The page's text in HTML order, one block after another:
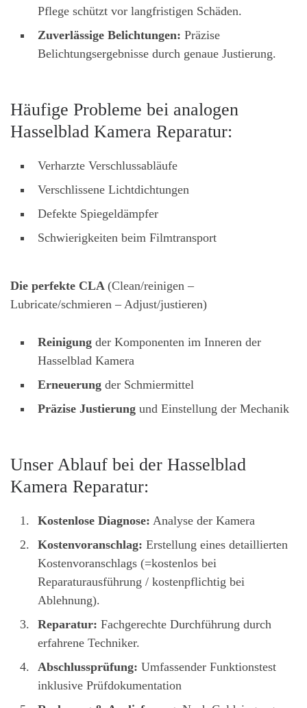
Pflege schützt vor langfristigen Schäden.
Zuverlässige Belichtungen: Präzise
Belichtungsergebnisse durch genaue Justierung.
Häufige Probleme bei analogen
Hasselblad Kamera Reparatur:
Verharzte Verschlussabläufe
Verschlissene Lichtdichtungen
Defekte Spiegeldämpfer
Schwierigkeiten beim Filmtransport
Die perfekte CLA (Clean/reinigen –
Lubricate/schmieren – Adjust/justieren)
Reinigung der Komponenten im Inneren der
Hasselblad Kamera
Erneuerung der Schmiermittel
Präzise Justierung und Einstellung der Mechanik
Unser Ablauf bei der Hasselblad
Kamera Reparatur:
Kostenlose Diagnose: Analyse der Kamera
Kostenvoranschlag: Erstellung eines detaillierten
Kostenvoranschlags (=kostenlos bei
Reparaturausführung / kostenpflichtig bei
Ablehnung).
Reparatur: Fachgerechte Durchführung durch
erfahrene Techniker.
Abschlussprüfung: Umfassender Funktionstest
inklusive Prüfdokumentation